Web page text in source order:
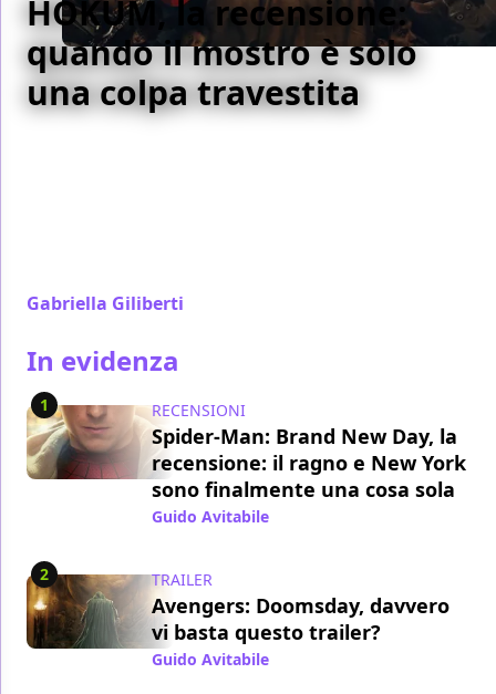
HOKUM, la recensione:
quando il mostro è solo
una colpa travestita
Gabriella Giliberti
In evidenza
1 RECENSIONI
Spider-Man: Brand New Day, la
recensione: il ragno e New York
sono finalmente una cosa sola
Guido Avitabile
2 TRAILER
Avengers: Doomsday, davvero
vi basta questo trailer?
Guido Avitabile